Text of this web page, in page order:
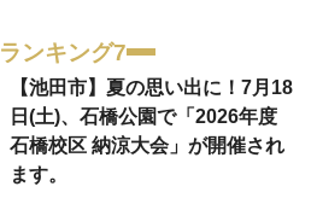
ランキング7
【池田市】夏の思い出に！7月18
日(土)、石橋公園で「2026年度
石橋校区 納涼大会」が開催され
ます。